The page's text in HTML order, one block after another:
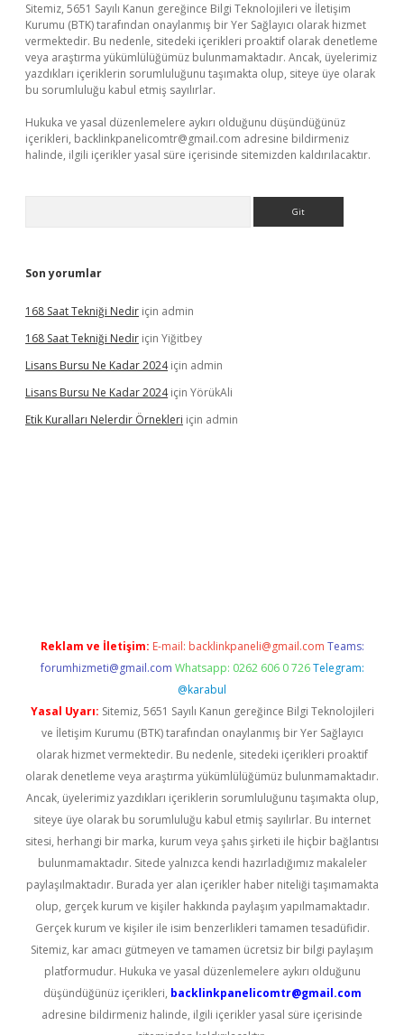
Sitemiz, 5651 Sayılı Kanun gereğince Bilgi Teknolojileri ve İletişim
Kurumu (BTK) tarafından onaylanmış bir Yer Sağlayıcı olarak hizmet
vermektedir. Bu nedenle, sitedeki içerikleri proaktif olarak denetleme
veya araştırma yükümlülüğümüz bulunmamaktadır. Ancak, üyelerimiz
yazdıkları içeriklerin sorumluluğunu taşımakta olup, siteye üye olarak
bu sorumluluğu kabul etmiş sayılırlar.
Hukuka ve yasal düzenlemelere aykırı olduğunu düşündüğünüz
içerikleri, backlinkpanelicomtr@gmail.com adresine bildirmeniz
halinde, ilgili içerikler yasal süre içerisinde sitemizden kaldırılacaktır.
Son yorumlar
168 Saat Tekniği Nedir için admin
168 Saat Tekniği Nedir için Yiğitbey
Lisans Bursu Ne Kadar 2024için admin
Lisans Bursu Ne Kadar 2024için YörükAli
Etik Kuralları Nelerdir Örnekleri için admin
Reklam ve İletişim: E-mail: backlinkpaneli@gmail.com Teams:
forumhizmeti@gmail.com Whatsapp: 0262 606 0 726 Telegram:
@karabul
Yasal Uyarı: Sitemiz, 5651 Sayılı Kanun gereğince Bilgi Teknolojileri
ve İletişim Kurumu (BTK) tarafından onaylanmış bir Yer Sağlayıcı
olarak hizmet vermektedir. Bu nedenle, sitedeki içerikleri proaktif
olarak denetleme veya araştırma yükümlülüğümüz bulunmamaktadır.
Ancak, üyelerimiz yazdıkları içeriklerin sorumluluğunu taşımakta olup,
siteye üye olarak bu sorumluluğu kabul etmiş sayılırlar. Bu internet
sitesi, herhangi bir marka, kurum veya şahıs şirketi ile hiçbir bağlantısı
bulunmamaktadır. Sitede yalnızca kendi hazırladığımız makaleler
paylaşılmaktadır. Burada yer alan içerikler haber niteliği taşımamakta
olup, gerçek kurum ve kişiler hakkında paylaşım yapılmamaktadır.
Gerçek kurum ve kişiler ile isim benzerlikleri tamamen tesadüfidir.
Sitemiz, kar amacı gütmeyen ve tamamen ücretsiz bir bilgi paylaşım
platformudur. Hukuka ve yasal düzenlemelere aykırı olduğunu
düşündüğünüz içerikleri, backlinkpanelicomtr@gmail.com
adresine bildirmeniz halinde, ilgili içerikler yasal süre içerisinde